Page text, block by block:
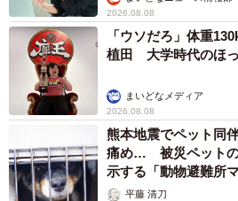
2026.08.08
「ウソだろ」体重
植田 大学時代のほっ
まいどなメディア
2026.08.08
熊本地震でペット同
痛め… 被災ペットの
示する「動物避難所
平藤 清刀